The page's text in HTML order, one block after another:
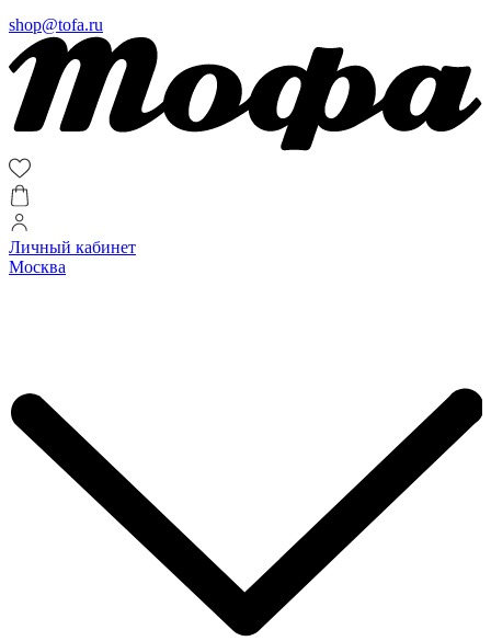
shop@tofa.ru
Личный кабинет
Москва